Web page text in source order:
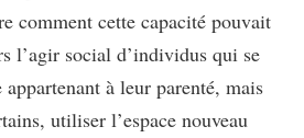
comment cette capacité pouvait
l’agir social d’individus qui se
à leur parenté, mais
utiliser l’espace nouveau